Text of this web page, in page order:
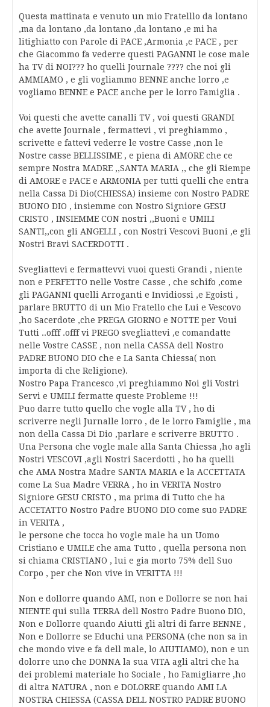
Questa mattinata e venuto un mio Fratelllo da lontano
,ma da lontano ,da lontano ,da lontano ,e mi ha
litighiatto con Parole di PACE ,Armonia ,e PACE , per
che Giacommo fa vederre questi PAGANNI le cose male
ha TV di NOI??? ho quelli Journale ???? che noi gli
AMMIAMO , e gli vogliammo BENNE anche lorro ,e
vogliamo BENNE e PACE anche per le lorro Famiglia .
Voi questi che avette canalli TV , voi questi GRANDI
che avette Journale , fermattevi , vi preghiammo ,
scrivette e fattevi vederre le vostre Casse ,non le
Nostre casse BELLISSIME , e piena di AMORE che ce
sempre Nostra MADRE ,,SANTA MARIA ,, che gli Riempe
di AMORE e PACE e ARMONIA per tutti quelli che entra
nella Cassa Di Dio(CHIESSA) insieme con Nostro PADRE
BUONO DIO , insiemme con Nostro Signiore GESU
CRISTO , INSIEMME CON nostri ,,Buoni e UMILI
SANTI,,con gli ANGELLI , con Nostri Vescovi Buoni ,e gli
Nostri Bravi SACERDOTTI .
Svegliattevi e fermattevvi vuoi questi Grandi , niente
non e PERFETTO nelle Vostre Casse , che schifo ,come
gli PAGANNI quelli Arroganti e Invidiossi ,e Egoisti ,
parlare BRUTTO di un Mio Fratello che Lui e Vescovo
,ho Sacerdote ,che PREGA GIORNO e NOTTE per Voui
Tutti ..offf .offf vi PREGO svegliattevi ,e comandatte
nelle Vostre CASSE , non nella CASSA dell Nostro
PADRE BUONO DIO che e La Santa Chiessa( non
importa di che Religione).
Nostro Papa Francesco ,vi preghiammo Noi gli Vostri
Servi e UMILI fermatte queste Probleme !!!
Puo darre tutto quello che vogle alla TV , ho di
scriverre negli Jurnalle lorro , de le lorro Famiglie , ma
non della Cassa Di Dio ,parlare e scriverre BRUTTO .
Una Persona che vogle male alla Santa Chiessa ,ho agli
Nostri VESCOVI ,agli Nostri Sacerdotti , ho ha quelli
che AMA Nostra Madre SANTA MARIA e la ACCETTATA
come La Sua Madre VERRA , ho in VERITA Nostro
Signiore GESU CRISTO , ma prima di Tutto che ha
ACCETATTO Nostro Padre BUONO DIO come suo PADRE
in VERITA ,
le persone che tocca ho vogle male ha un Uomo
Cristiano e UMILE che ama Tutto , quella persona non
si chiama CRISTIANO , lui e gia morto 75% dell Suo
Corpo , per che Non vive in VERITTA !!!
Non e dollorre quando AMI, non e Dollorre se non hai
NIENTE qui sulla TERRA dell Nostro Padre Buono DIO,
Non e Dollorre quando Aiutti gli altri di farre BENNE ,
Non e Dollorre se Educhi una PERSONA (che non sa in
che mondo vive e fa dell male, lo AIUTIAMO), non e un
dolorre uno che DONNA la sua VITA agli altri che ha
dei problemi materiale ho Sociale , ho Famigliarre ,ho
di altra NATURA , non e DOLORRE quando AMI LA
NOSTRA CHIESSA (CASSA DELL NOSTRO PADRE BUONO